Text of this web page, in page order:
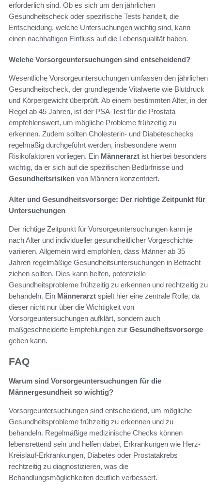
erforderlich sind. Ob es sich um den jährlichen
Gesundheitscheck oder spezifische Tests handelt, die
Entscheidung, welche Untersuchungen wichtig sind, kann
einen nachhaltigen Einfluss auf die Lebensqualität haben.
Welche Vorsorgeuntersuchungen sind entscheidend?
Wesentliche Vorsorgeuntersuchungen umfassen den jährlichen
Gesundheitscheck, der grundlegende Vitalwerte wie Blutdruck
und Körpergewicht überprüft. Ab einem bestimmten Alter, in der
Regel ab 45 Jahren, ist der PSA-Test für die Prostata
empfehlenswert, um mögliche Probleme frühzeitig zu
erkennen. Zudem sollten Cholesterin- und Diabeteschecks
regelmäßig durchgeführt werden, insbesondere wenn
Risikofaktoren vorliegen. Ein Männerarzt ist hierbei besonders
wichtig, da er sich auf die spezifischen Bedürfnisse und
Gesundheitsrisiken von Männern konzentriert.
Alter und Gesundheitsvorsorge: Der richtige Zeitpunkt für
Untersuchungen
Der richtige Zeitpunkt für Vorsorgeuntersuchungen kann je
nach Alter und individueller gesundheitlicher Vorgeschichte
variieren. Allgemein wird empfohlen, dass Männer ab 35
Jahren regelmäßige Gesundheitsuntersuchungen in Betracht
ziehen sollten. Dies kann helfen, potenzielle
Gesundheitsprobleme frühzeitig zu erkennen und rechtzeitig zu
behandeln. Ein Männerarzt spielt hier eine zentrale Rolle, da
dieser nicht nur über die Wichtigkeit von
Vorsorgeuntersuchungen aufklärt, sondern auch
maßgeschneiderte Empfehlungen zur Gesundheitsvorsorge
geben kann.
FAQ
Warum sind Vorsorgeuntersuchungen für die
Männergesundheit so wichtig?
Vorsorgeuntersuchungen sind entscheidend, um mögliche
Gesundheitsprobleme frühzeitig zu erkennen und zu
behandeln. Regelmäßige medizinische Checks können
lebensrettend sein und helfen dabei, Erkrankungen wie Herz-
Kreislauf-Erkrankungen, Diabetes oder Prostatakrebs
rechtzeitig zu diagnostizieren, was die
Behandlungsmöglichkeiten deutlich verbessert.